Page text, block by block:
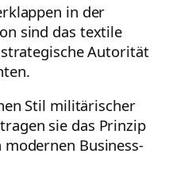
in der
sind das textile
Autorität
Stil militärischer
sie das Prinzip
Business-